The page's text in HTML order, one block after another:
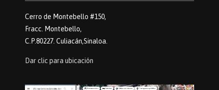
Cerro de Montebello #150,
Fracc. Montebello,
C.P.80227. Culiacán,Sinaloa.
Dar clic para ubicación